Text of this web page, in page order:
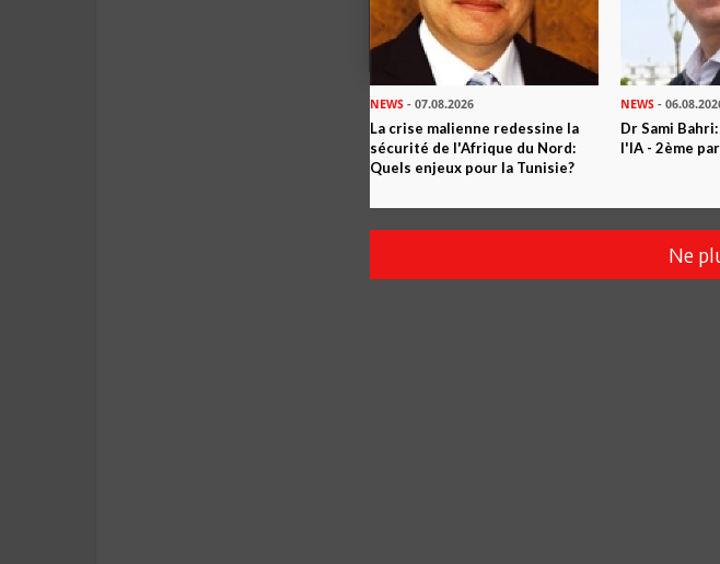
NEWS - 07.08.2026
La crise malienne redessine la
sécurité de l'Afrique du Nord:
Quels enjeux pour la Tunisie?
NEWS -
Dr Sami
l'IA - 2ème
Ne